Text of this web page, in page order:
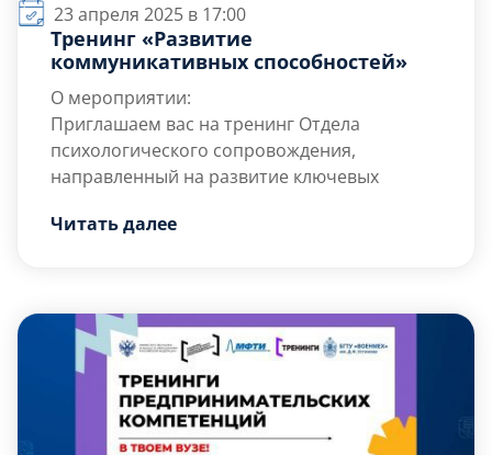
23 апреля 2025 в 17:00
Тренинг «Развитие
коммуникативных способностей»
О мероприятии:
Приглашаем вас на тренинг Отдела
психологического сопровождения,
направленный на развитие ключевых
занятие вы освоите практические
достичь большего успеха в общении с
окружающими.
Что вы получите?
Развить способность к эмпатии и
пониманию невербальных сигналов;
Освоите техники […]
Читать далее